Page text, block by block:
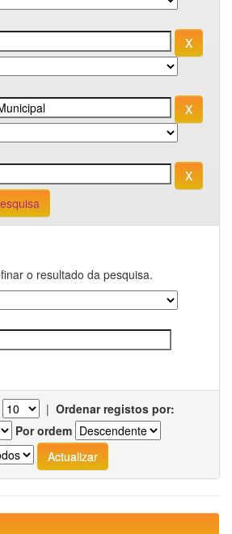
o resultado da pesquisa.
| Ordenar registos por:
Por ordem